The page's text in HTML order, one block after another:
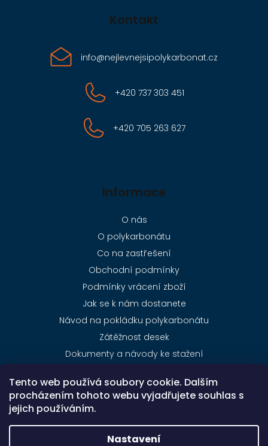
Tento web používá soubory cookie. Dalším
procházením tohoto webu vyjadřujete souhlas s
jejich používáním.
Nastavení
Kontakt
info@nejlevnejsipolykarbonat.cz
+420 737 303 451
+420 705 263 627
Informace
O nás
O polykarbonátu
Co na zastřešení
Obchodní podmínky
Podmínky vrácení zboží
Jak se k nám dostanete
Návod na pokládku polykarbonátu
Zátěžnost desek
Dokumenty a návody ke stažení
Kontakty